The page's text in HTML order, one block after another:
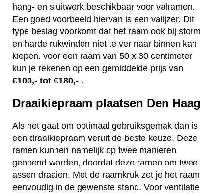
hang- en sluitwerk beschikbaar voor valramen.
Een goed voorbeeld hiervan is een valijzer. Dit
type beslag voorkomt dat het raam ook bij storm
en harde rukwinden niet te ver naar binnen kan
kiepen. voor een raam van 50 x 30 centimeter
kun je rekenen op een gemiddelde prijs van
€100,- tot €180,- .
Draaikiepraam plaatsen Den Haag
Als het gaat om optimaal gebruiksgemak dan is
een draaikiepraam veruit de beste keuze. Deze
ramen kunnen namelijk op twee manieren
geopend worden, doordat deze ramen om twee
assen draaien. Met de raamkruk zet je het raam
eenvoudig in de gewenste stand. Voor ventilatie